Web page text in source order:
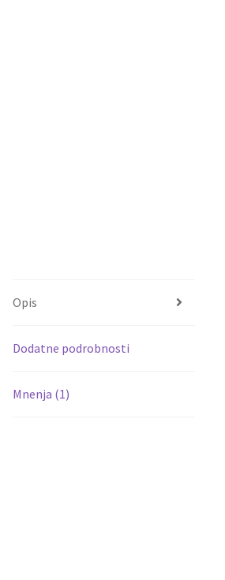
Opis
Dodatne podrobnosti
Mnenja (1)